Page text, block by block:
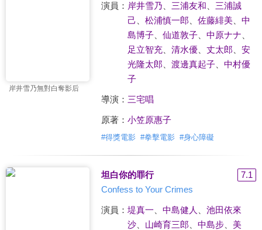
岸井雪乃無對白奪影后
演員： 岸井雪乃 三浦友和
三浦誠
己
松浦慎一郎 佐藤緋美、 中
島博子、 仙道敦子、 中原ナナ
足立智充、 清水優、 丈太郎
安
光隆太郎
渡邊真起子、 中村優
子
導演： 三宅唱
原著： 小笠原惠子
#得獎電影 #拳擊電影 #身心障礙
坦白你的罪行
7.1
Confess to Your Crimes
演員： 堤真一 中島健人
池田依來
沙、 山崎育三郎 中島步、 美